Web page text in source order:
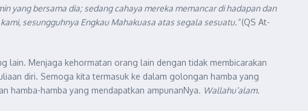
yang bersama dia; sedang cahaya mereka memancar di hadapan dan
sesungguhnya Engkau Mahakuasa atas segala sesuatu.”(QS At-
lain. Menjaga kehormatan orang lain dengan tidak membicarakan
diri. Semoga kita termasuk ke dalam golongan hamba yang
hamba-hamba yang mendapatkan ampunanNya. Wallahu’alam.